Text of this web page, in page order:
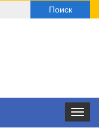
Toggle